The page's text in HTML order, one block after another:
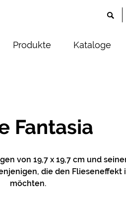
Produkte Kataloge
Fantasia
von 19,7 x 19,7 cm und
die den Flieseneffekt
möchten.